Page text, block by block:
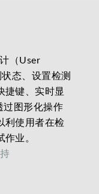
（User
态、设置检测
捷键、实时显
过图形化操作
利使用者在检
业。